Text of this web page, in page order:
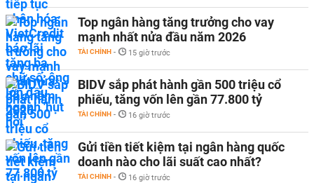
Top ngân hàng tăng trưởng cho vay
mạnh nhất nửa đầu năm 2026
TÀI CHÍNH - 15 giờ trước
BIDV sắp phát hành gần 500 triệu cổ
phiếu, tăng vốn lên gần 77.800 tỷ
TÀI CHÍNH - 16 giờ trước
Gửi tiền tiết kiệm tại ngân hàng quốc
doanh nào cho lãi suất cao nhất?
TÀI CHÍNH - 16 giờ trước